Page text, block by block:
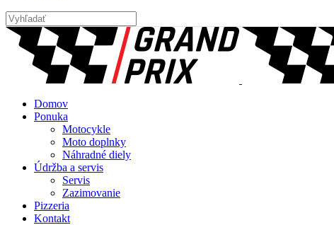
Domov
Ponuka
Motocykle
Moto doplnky
Náhradné diely
Údržba a servis
Servis
Zazimovanie
Pizzeria
Kontakt